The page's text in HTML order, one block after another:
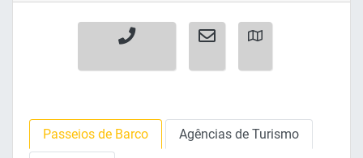
Passeios de Barco Agências de Turismo